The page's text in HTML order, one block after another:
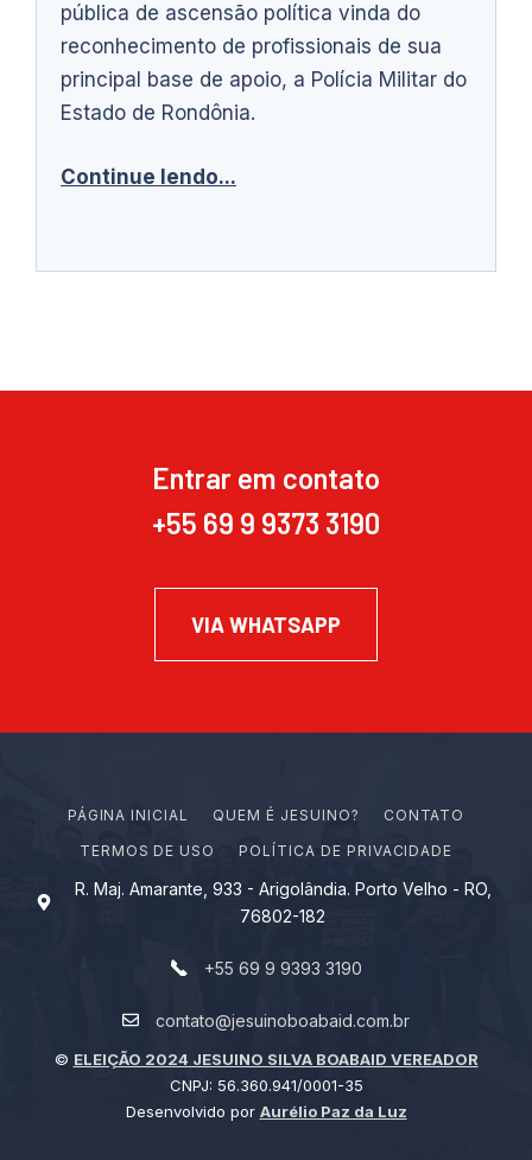
pública de ascensão política vinda do
reconhecimento de profissionais de sua
principal base de apoio, a Polícia Militar do
Estado de Rondônia.
Continue lendo...
Entrar em contato
+55 69 9 9373 3190
VIA WHATSAPP
PÁGINA INICIAL Q U EM É J ES U I N O?
CONTATO
TERMOS DE USO
POLÍTICA DE PRIVACIDADE
R. Maj. Amarante, 933 - Arigolândia. Porto Velho - RO,
76802-182
+55 69 9 9393 3190
contato@jesuinoboabaid.com.br
© ELEIÇÃO 2024 JESUINO SILVA BOABAID VEREADOR
CNPJ: 56.360.941/0001-35
Desenvolvido por Aurélio Paz da Luz